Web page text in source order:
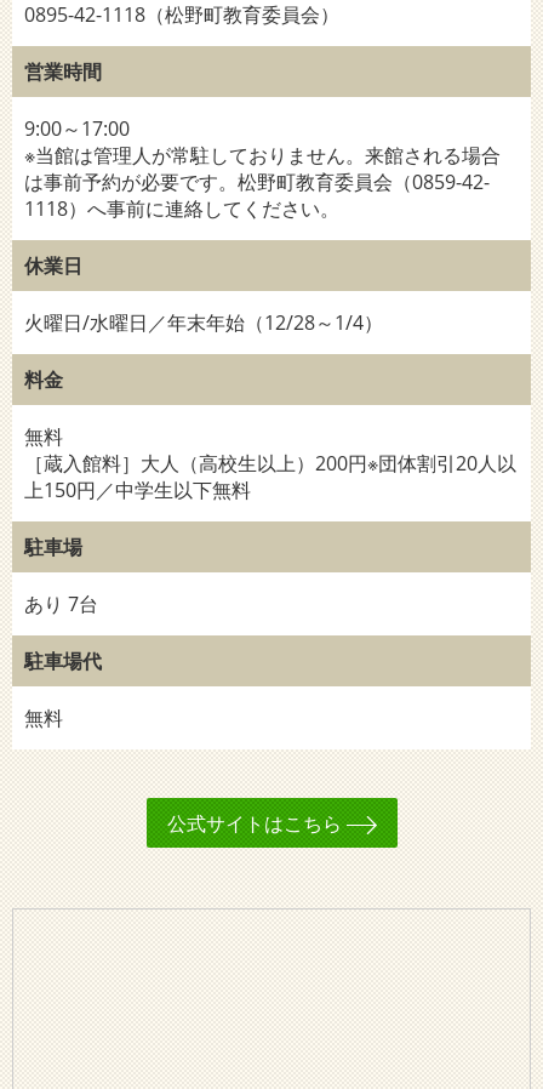
0895-42-1118（松野町教育委員会）
営業時間
9:00～17:00
※当館は管理人が常駐しておりません。来館される場合
は事前予約が必要です。松野町教育委員会（0859-42-
1118）へ事前に連絡してください。
休業日
火曜日/水曜日／年末年始（12/28～1/4）
料金
無料
［蔵入館料］大人（高校生以上）200円※団体割引20人以
上150円／中学生以下無料
駐車場
あり 7台
駐車場代
無料
公式サイトはこちら